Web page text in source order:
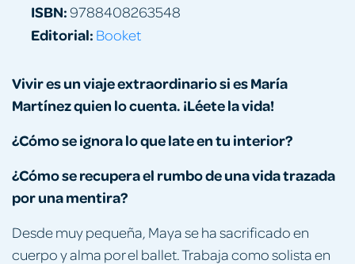
Vivir es un viaje extraordinario si es María
Martínez quien lo cuenta. ¡Léete la vida!
¿Cómo se ignora lo que late en tu interior?
¿Cómo se recupera el rumbo de una vida trazada
por una mentira?
Desde muy pequeña, Maya se ha sacrificado en
cuerpo y alma por el ballet. Trabaja como solista en
ISBN:9788408263548
Editorial: Booket